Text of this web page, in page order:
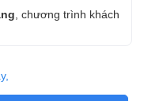
, chương trình khách